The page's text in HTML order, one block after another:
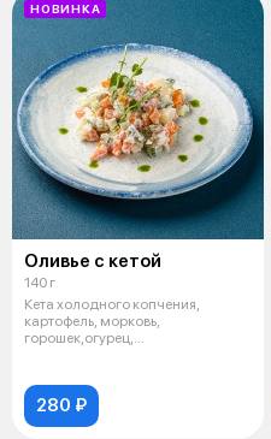
НОВИНКА
Оливье с кетой
140 г
Кета холодного копчения,
картофель, морковь,
горошек,огурец,
280 ₽